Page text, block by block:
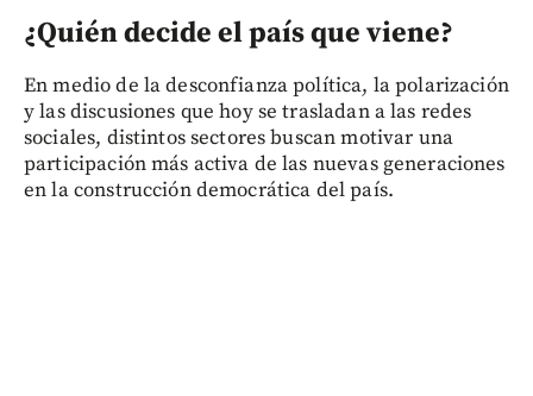
¿Quién decide el país que viene?
En medio de la desconfianza política, la polarización
y las discusiones que hoy se trasladan a las redes
sociales, distintos sectores buscan motivar una
participación más activa de las nuevas generaciones
en la construcción democrática del país.